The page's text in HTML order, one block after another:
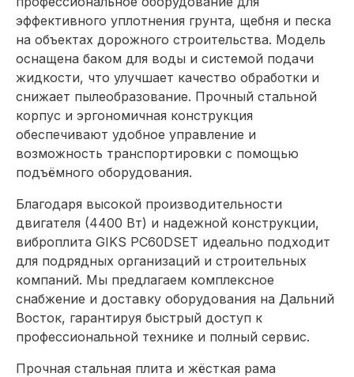
эффективного уплотнения грунта, щебня и песка
на объектах дорожного строительства. Модель
оснащена баком для воды и системой подачи
жидкости, что улучшает качество обработки и
снижает пылеобразование. Прочный стальной
корпус и эргономичная конструкция
обеспечивают удобное управление и
возможность транспортировки с помощью
подъёмного оборудования.
Благодаря высокой производительности
двигателя (4400 Вт) и надежной конструкции,
виброплита GIKS PC60DSET идеально подходит
для подрядных организаций и строительных
компаний. Мы предлагаем комплексное
снабжение и доставку оборудования на Дальний
Восток, гарантируя быстрый доступ к
профессиональной технике и полный сервис.
Прочная стальная плита и жёсткая рама